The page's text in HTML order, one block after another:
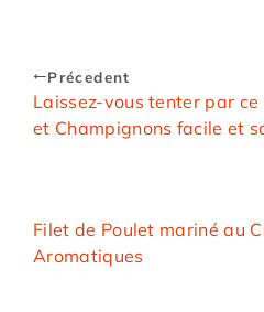
Précedent
Laissez-vous tenter par
et Champignons facile et
Filet de Poulet mariné au
Aromatiques